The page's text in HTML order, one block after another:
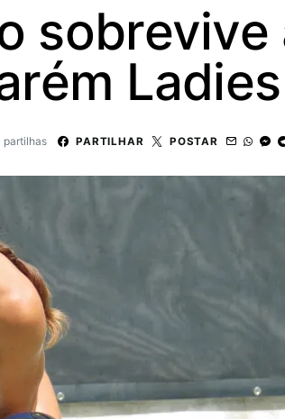
sobrevive
partilhas PARTILHAR POSTAR